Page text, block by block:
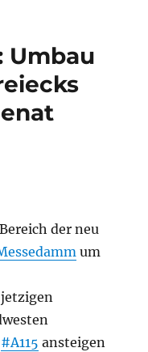
Umbau
der neu
um
#A115 ansteigen